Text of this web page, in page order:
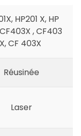
HP201 X, HP
, CF403
X, CF 403X
Réusinée
Laser